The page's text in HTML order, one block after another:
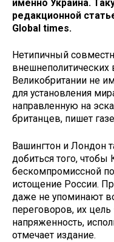
именно Украина.
редакционной
Global times.
Нетипичный
Великобритании не
для установления
направленную на
британцев, пишет
Вашингтон и Лондон
добиться того,
бескомпромиссной
истощение России.
даже не упоминают
переговоров, их
напряженность,
отмечает издание.